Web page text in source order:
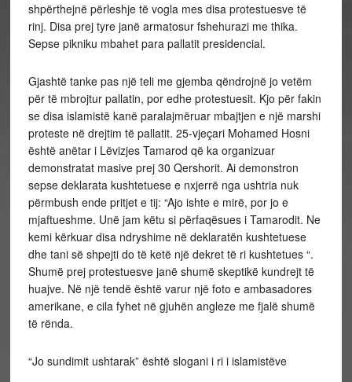
shpërthejnë përleshje të vogla mes disa protestuesve të
rinj. Disa prej tyre janë armatosur fshehurazi me thika.
Sepse pikniku mbahet para pallatit presidencial.
Gjashtë tanke pas një teli me gjemba qëndrojnë jo vetëm
për të mbrojtur pallatin, por edhe protestuesit. Kjo për fakin
se disa islamistë kanë paralajmëruar mbajtjen e një marshi
proteste në drejtim të pallatit. 25-vjeçari Mohamed Hosni
është anëtar i Lëvizjes Tamarod që ka organizuar
demonstratat masive prej 30 Qershorit. Ai demonstron
sepse deklarata kushtetuese e nxjerrë nga ushtria nuk
përmbush ende pritjet e tij: “Ajo ishte e mirë, por jo e
mjaftueshme. Unë jam këtu si përfaqësues i Tamarodit. Ne
kemi kërkuar disa ndryshime në deklaratën kushtetuese
dhe tani së shpejti do të ketë një dekret të ri kushtetues “.
Shumë prej protestuesve janë shumë skeptikë kundrejt të
huajve. Në një tendë është varur një foto e ambasadores
amerikane, e cila fyhet në gjuhën angleze me fjalë shumë
të rënda.
“Jo sundimit ushtarak” është slogani i ri i islamistëve